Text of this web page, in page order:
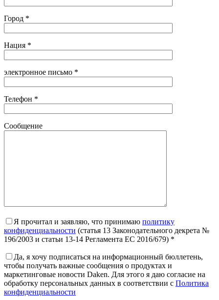
Город *
Нация *
электронное письмо *
Телефон *
Сообщение
Я прочитал и заявляю, что принимаю политику
конфиденциальности (статья 13 Законодательного декрета №
196/2003 и статьи 13-14 Регламента ЕС 2016/679) *
Да, я хочу подписаться на информационный бюллетень,
чтобы получать важные сообщения о продуктах и ​​
маркетинговые новости Daken. Для этого я даю согласие на
обработку персональных данных в соответствии с Политика
конфиденциальности